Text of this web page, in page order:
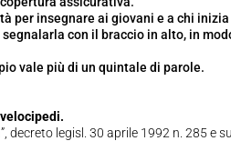
per insegnare ai giovani e a chi
con il braccio in alto, in
vale più di un quintale di parole.
decreto legisl. 30 aprile 1992 n. 285 e